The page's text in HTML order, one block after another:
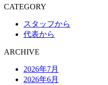
CATEGORY
スタッフから
代表から
ARCHIVE
2026年7月
2026年6月